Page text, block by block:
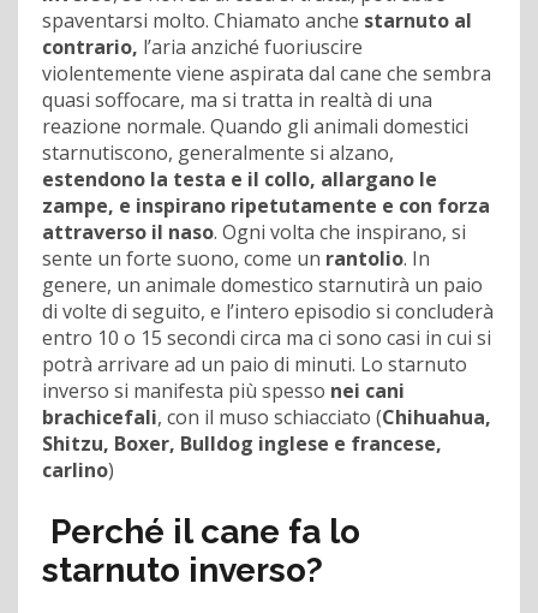
spaventarsi molto. Chiamato anche starnuto al
contrario, l’aria anziché fuoriuscire
violentemente viene aspirata dal cane che sembra
quasi soffocare, ma si tratta in realtà di una
reazione normale. Quando gli animali domestici
starnutiscono, generalmente si alzano,
estendono la testa e il collo, allargano le
zampe, e inspirano ripetutamente e con forza
attraverso il naso. Ogni volta che inspirano, si
sente un forte suono, come un rantolio. In
genere, un animale domestico starnutirà un paio
di volte di seguito, e l’intero episodio si concluderà
entro 10 o 15 secondi circa ma ci sono casi in cui si
potrà arrivare ad un paio di minuti. Lo starnuto
inverso si manifesta più spesso nei cani
brachicefali, con il muso schiacciato (Chihuahua,
Shitzu, Boxer, Bulldog inglese e francese,
carlino)
Perché il cane fa lo
starnuto inverso?